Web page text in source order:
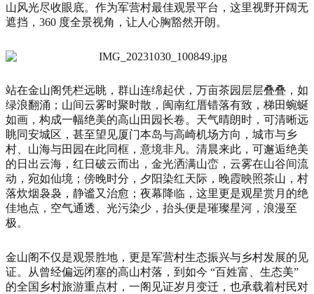
山风光尽收眼底。作为军营村最佳观景平台，这里视野开阔无
遮挡，360 度全景视角，让人心胸豁然开朗。
站在金山阁凭栏远眺，群山连绵起伏，万亩茶园层层叠叠，如
绿浪翻涌；山间云雾时聚时散，闽南红厝错落有致，梯田蜿蜒
如画，构成一幅绝美的高山田园长卷。天气晴朗时，可清晰远
眺同安城区，甚至望见厦门本岛与高崎机场方向，城市与乡
村、山海与田园在此同框，意境非凡。清晨来此，可邂逅绝美
的日出云海，红日破云而出，金光洒满山峦，云雾在山谷间流
动，宛如仙境；傍晚时分，夕阳染红天际，晚霞映照茶山，村
落炊烟袅袅，静谧又治愈；夜幕降临，这里更是观星赏月的绝
佳地点，空气通透、光污染少，抬头便是璀璨星河，浪漫至
极。
金山阁不仅是观景胜地，更是军营村生态振兴与乡村发展的见
证。从曾经偏远闭塞的高山村落，到如今 “百姓富、生态美”
的全国乡村旅游重点村，一阁见证岁月变迁，也承载着村民对